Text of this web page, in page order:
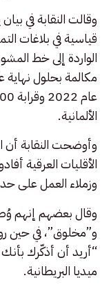
وقالت النقابة في
قياسية في بلاغات
الواردة إلى خط
الألمانية.
وأوضحت النقابة أن
الأقليات العرقية
وزملاء العمل على
وقال بعضهم إنهم
و”مخلوق”، في حين
“أريد أن أذكّرك
ميديا البريطانية.